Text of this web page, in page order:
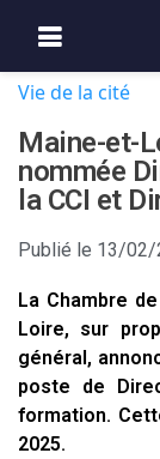
Vie de la cité
Maine-et-
nommée
la CCI et
Publié le 13/02/
La Chambre
Loire, sur
général,
poste de
formation.
2025.